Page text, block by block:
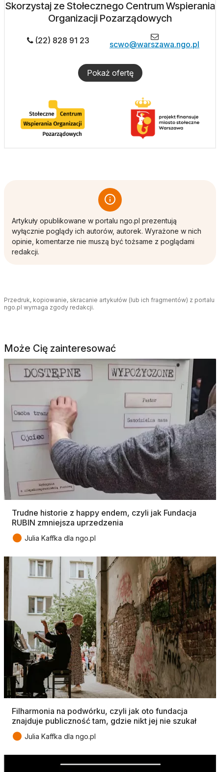
Skorzystaj ze Stołecznego Centrum Wspierania
Organizacji Pozarządowych
(22) 828 91 23 scwo@warszawa.ngo.pl
Pokaż ofertę
Artykuły opublikowane w portalu ngo.pl prezentują
wyłącznie poglądy ich autorów, autorek. Wyrażone w nich
opinie, komentarze nie muszą być tożsame z poglądami
redakcji.
Przedruk, kopiowanie, skracanie artykułów (lub ich fragmentów) z portalu
ngo.pl wymaga zgody redakcji.
Może Cię zainteresować
Trudne historie z happy endem, czyli jak Fundacja
RUBIN zmniejsza uprzedzenia
● Julia Kaffka dla ngo.pl
Filharmonia na podwórku, czyli jak oto fundacja
znajduje publiczność tam, gdzie nikt jej nie szukał
● Julia Kaffka dla ngo.pl